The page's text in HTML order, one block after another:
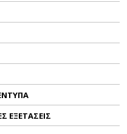
ΕΞΕΤΑΣΕΙΣ